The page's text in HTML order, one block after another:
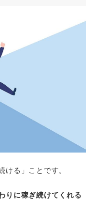
ける」ことです。
りに稼ぎ続けてくれる